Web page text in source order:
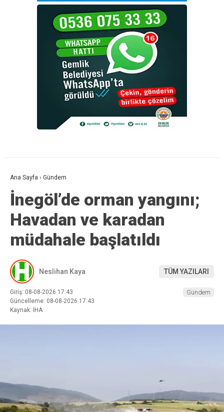
Ana Sayfa › Gündem
İnegöl’de orman yangını;
Havadan ve karadan
müdahale başlatıldı
Neslihan Kaya TÜM YAZILARI
Giriş: 08-08-2026 17:43
Güncelleme: 08-08-2026 17:43
Kaynak: İHA
Gündem